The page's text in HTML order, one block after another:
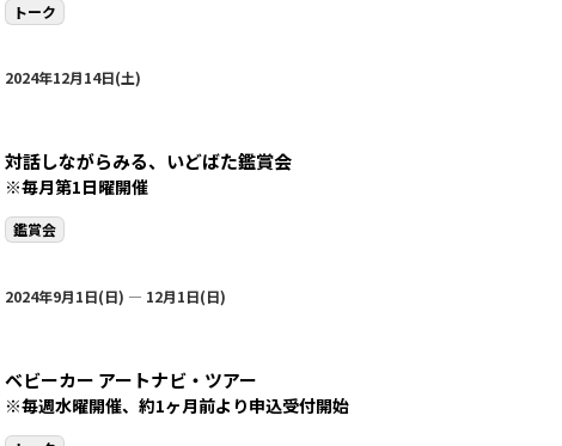
トーク
2024年12月14日(土)
対話しながらみる、いどばた鑑賞会
※毎月第1日曜開催
鑑賞会
2024年9月1日(日) — 12月1日(日)
ベビーカー アートナビ・ツアー
※毎週水曜開催、約1ヶ月前より申込受付開始